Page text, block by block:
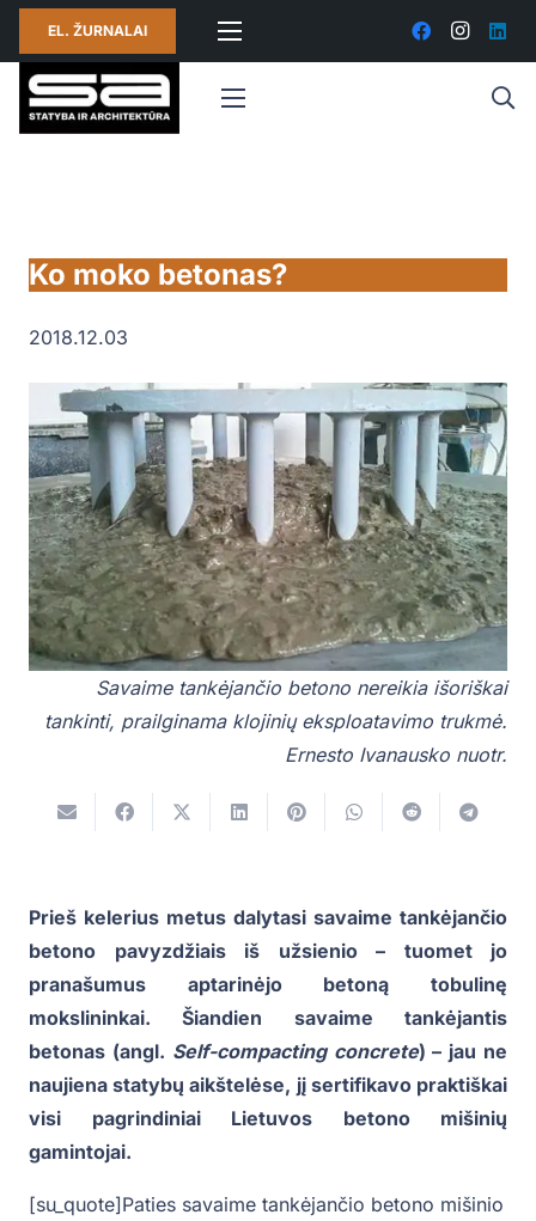
EL. ŽURNALAI
Ko moko betonas?
2018.12.03
Savaime tankėjančio betono nereikia išoriškai
tankinti, prailginama klojinių eksploatavimo trukmė.
Ernesto Ivanausko nuotr.
Prieš kelerius metus dalytasi savaime tankėjančio
betono pavyzdžiais iš užsienio – tuomet jo
pranašumus aptarinėjo betoną tobulinę
mokslininkai. Šiandien savaime tankėjantis
betonas (angl. Self-compacting concrete) – jau ne
naujiena statybų aikštelėse, jį sertifikavo praktiškai
visi pagrindiniai Lietuvos betono mišinių
gamintojai.
[su_quote]Paties savaime tankėjančio betono mišinio